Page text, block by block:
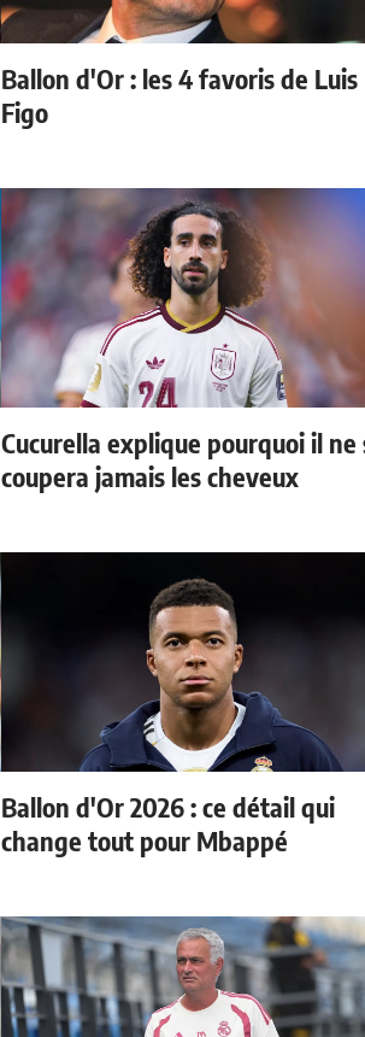
Ballon d'Or : les 4 favoris de Luis
Figo
Cucurella explique pourquoi il ne
coupera jamais les cheveux
Ballon d'Or 2026 : ce détail qui
change tout pour Mbappé